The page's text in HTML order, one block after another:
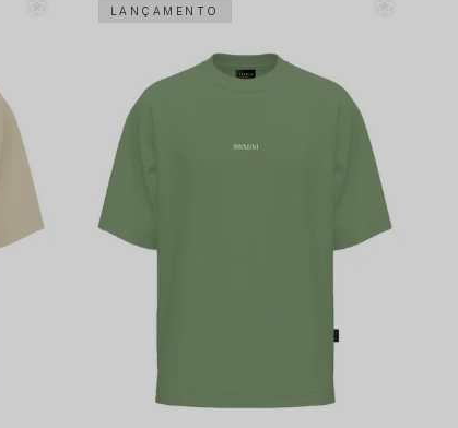
LANÇAMENTO